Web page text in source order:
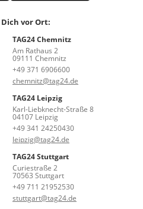
vor Ort:
TAG24 Chemnitz
Am Rathaus 2
09111 Chemnitz
+49 371 6906600
chemnitz@tag24.de
TAG24 Leipzig
Karl-Liebknecht-Straße 8
04107 Leipzig
+49 341 24250430
leipzig@tag24.de
TAG24 Stuttgart
Curiestraße 2
70563 Stuttgart
+49 711 21952530
stuttgart@tag24.de